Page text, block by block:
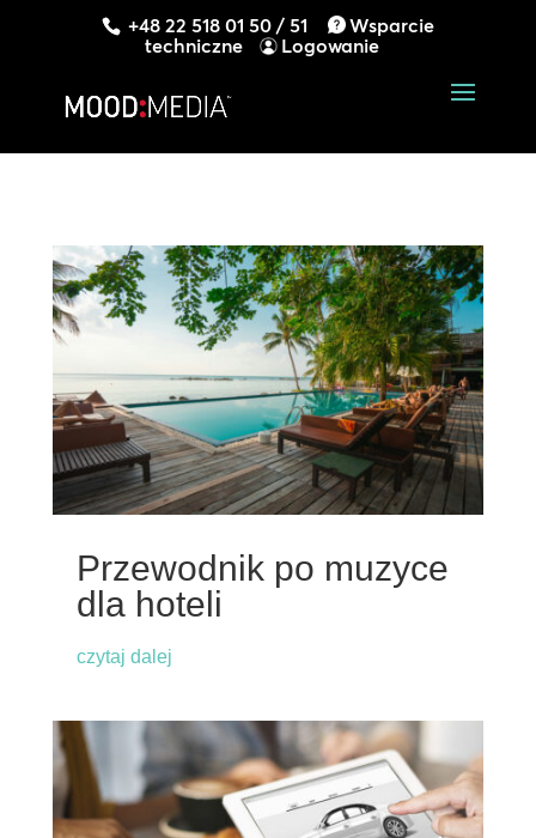
+48 22 518 01 50 / 51
Wsparcie
techniczne
Logowanie
Przewodnik po muzyce
dla hoteli
czytaj dalej